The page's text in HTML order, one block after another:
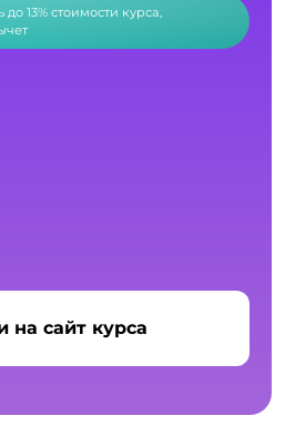
13% стоимости курса,
на сайт курса